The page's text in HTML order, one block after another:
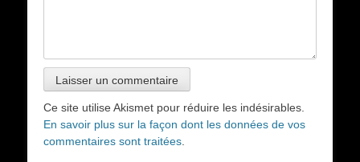
Ce site utilise Akismet pour réduire les indésirables.
En savoir plus sur la façon dont les données de vos
commentaires sont traitées